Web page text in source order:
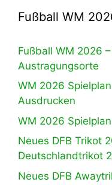
Fußball WM
Fußball WM 2026
Austragungsorte
WM 2026
Ausdrucken
WM 2026
Neues DFB Trikot
Deutschlandtrikot
Neues DFB